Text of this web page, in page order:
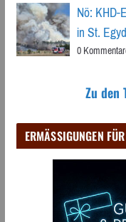
Nö:
in St.
0
Zu den
ERMÄSSIGUNGEN